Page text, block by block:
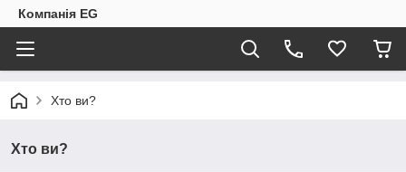
Компанія EG
Хто ви?
Хто ви?